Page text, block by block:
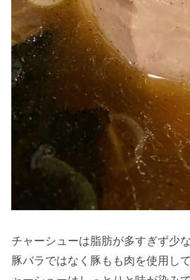
チャーシューは脂肪が多すぎず少
豚バラではなく豚もも肉を使用し